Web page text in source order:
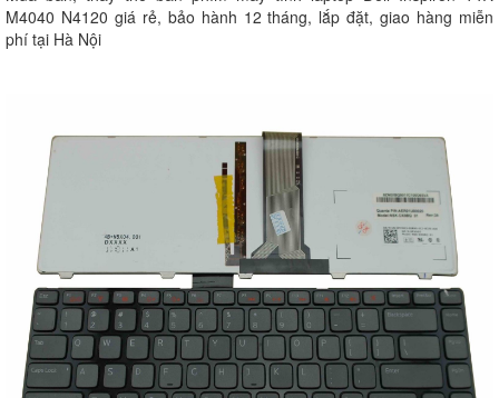
M4040 N4120 giá rẻ, bảo hành 12 tháng, lắp đặt, giao hàng miễn
phí tại Hà Nội